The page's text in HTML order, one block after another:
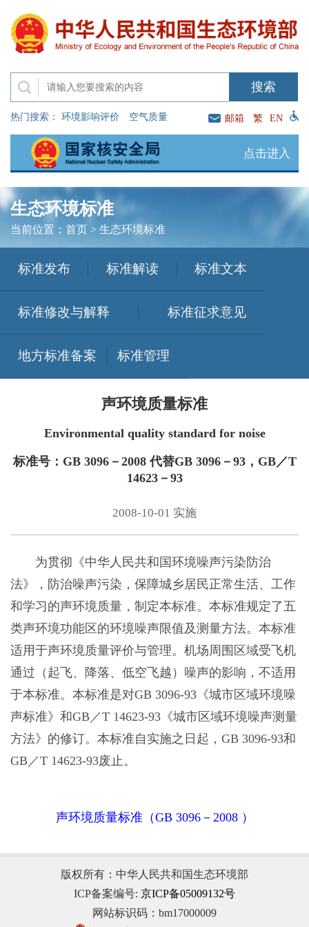
热门搜索： 环境影响评价 空气质量 邮箱 繁 EN
点击进入
生态环境标准
当前位置： 首页> 生态环境标准
标准发布 标准解读 标准文本
标准修改与解释 标准征求意见
地方标准备案 标准管理
声环境质量标准
Environmental quality standard for noise
标准号：GB 3096－2008 代替GB 3096－93，GB／T
14623－93
2008-10-01 实施
为贯彻《中华人民共和国环境噪声污染防治
法》，防治噪声污染，保障城乡居民正常生活、工作
和学习的声环境质量，制定本标准。本标准规定了五
类声环境功能区的环境噪声限值及测量方法。本标准
适用于声环境质量评价与管理。机场周围区域受飞机
通过（起飞、降落、低空飞越）噪声的影响，不适用
于本标准。本标准是对GB 3096-93《城市区域环境噪
声标准》和GB／T 14623-93《城市区域环境噪声测量
方法》的修订。本标准自实施之日起，GB 3096-93和
GB／T 14623-93废止。
声环境质量标准（GB 3096－2008 ）
版权所有：中华人民共和国生态环境部
ICP备案编号: 京ICP备05009132号
网站标识码：bm17000009